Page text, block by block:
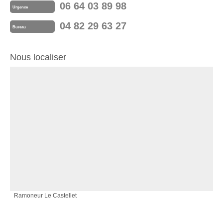
Urgence 06 64 03 89 98
Bureau 04 82 29 63 27
Nous localiser
Ramoneur Le Castellet